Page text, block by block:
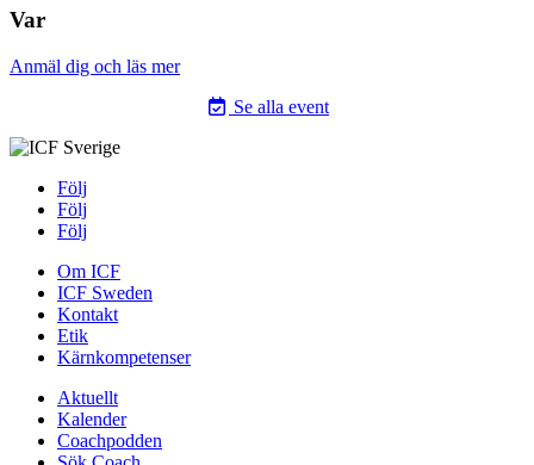
Var
Anmäl dig och läs mer
Se alla event
Följ
Följ
Följ
Om ICF
ICF Sweden
Kontakt
Etik
Kärnkompetenser
Aktuellt
Kalender
Coachpodden